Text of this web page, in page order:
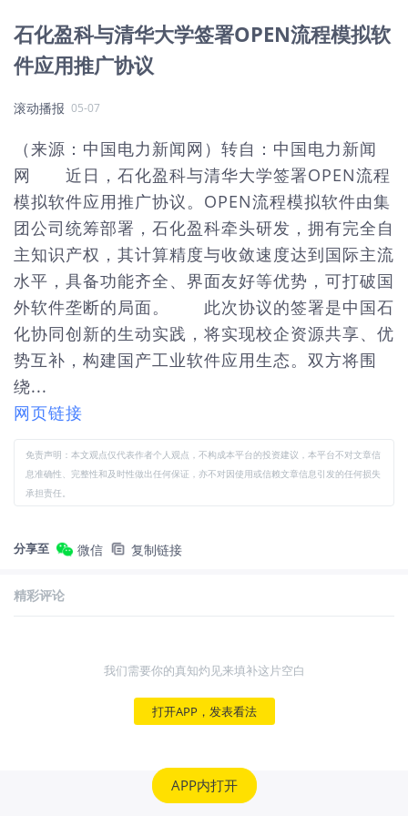
石化盈科与清华大学签署OPEN流程模拟软
件应用推广协议
滚动播报 05-07
（来源：中国电力新闻网）转自：中国电力新闻
网 近日，石化盈科与清华大学签署OPEN流程
模拟软件应用推广协议。OPEN流程模拟软件由集
团公司统筹部署，石化盈科牵头研发，拥有完全自
主知识产权，其计算精度与收敛速度达到国际主流
水平，具备功能齐全、界面友好等优势，可打破国
外软件垄断的局面。 此次协议的签署是中国石
化协同创新的生动实践，将实现校企资源共享、优
势互补，构建国产工业软件应用生态。双方将围
绕...
网页链接
免责声明：本文观点仅代表作者个人观点，不构成本平台的投资建议，本平台不对文章信
息准确性、完整性和及时性做出任何保证，亦不对因使用或信赖文章信息引发的任何损失
承担责任。
分享至 微信 复制链接
精彩评论
我们需要你的真知灼见来填补这片空白
打开APP，发表看法
APP内打开